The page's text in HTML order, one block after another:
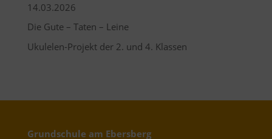
14.03.2026
Die Gute – Taten – Leine
Ukulelen-Projekt der 2. und 4. Klassen
Grundschule am Ebersberg